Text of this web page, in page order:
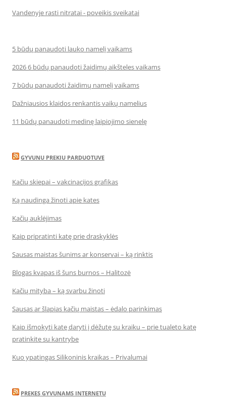
Vandenyje rasti nitratai - poveikis sveikatai
5 būdų panaudoti lauko namelį vaikams
2026 6 būdų panaudoti žaidimų aikšteles vaikams
7 būdų panaudoti žaidimų namelį vaikams
Dažniausios klaidos renkantis vaikų namelius
11 būdų panaudoti medinę laipiojimo sienelę
GYVUNU PREKIU PARDUOTUVE
Kačių skiepai – vakcinacijos grafikas
Ką naudinga žinoti apie kates
Kačių auklėjimas
Kaip pripratinti katę prie draskyklės
Sausas maistas šunims ar konservai – ką rinktis
Blogas kvapas iš šuns burnos – Halitozė
Kačių mityba – ką svarbu žinoti
Sausas ar šlapias kačių maistas – ėdalo parinkimas
Kaip išmokyti katę daryti į dėžutę su kraiku – prie tualeto katę
pratinkite su kantrybe
Kuo ypatingas Silikoninis kraikas – Privalumai
PREKES GYVUNAMS INTERNETU